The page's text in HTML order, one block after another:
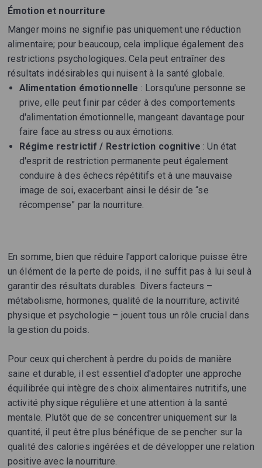
Émotion et nourriture
Manger moins ne signifie pas uniquement une réduction
alimentaire; pour beaucoup, cela implique également des
restrictions psychologiques. Cela peut entraîner des
résultats indésirables qui nuisent à la santé globale.
Alimentation émotionnelle : Lorsqu'une personne se
prive, elle peut finir par céder à des comportements
d'alimentation émotionnelle, mangeant davantage pour
faire face au stress ou aux émotions.
Régime restrictif / Restriction cognitive : Un état
d'esprit de restriction permanente peut également
conduire à des échecs répétitifs et à une mauvaise
image de soi, exacerbant ainsi le désir de “se
récompense” par la nourriture.
En somme, bien que réduire l'apport calorique puisse être
un élément de la perte de poids, il ne suffit pas à lui seul à
garantir des résultats durables. Divers facteurs –
métabolisme, hormones, qualité de la nourriture, activité
physique et psychologie – jouent tous un rôle crucial dans
la gestion du poids.
Pour ceux qui cherchent à perdre du poids de manière
saine et durable, il est essentiel d'adopter une approche
équilibrée qui intègre des choix alimentaires nutritifs, une
activité physique régulière et une attention à la santé
mentale. Plutôt que de se concentrer uniquement sur la
quantité, il peut être plus bénéfique de se pencher sur la
qualité des calories ingérées et de développer une relation
positive avec la nourriture.